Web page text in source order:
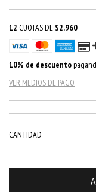
12 CUOTAS DE $2.960
10% de descuento
VER MEDIOS DE PAGO
CANTIDAD